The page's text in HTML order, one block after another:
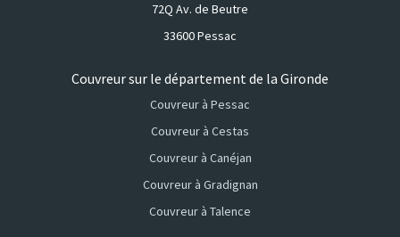
72Q Av. de Beutre
33600 Pessac
Couvreur sur le département de la Gironde
Couvreur à Pessac
Couvreur à Cestas
Couvreur à Canéjan
Couvreur à Gradignan
Couvreur à Talence